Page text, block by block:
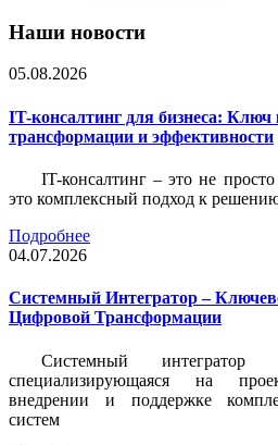
Наши новости
05.08.2026
IT-консалтинг для бизнеса:
трансформации и эффективности
IT-консалтинг – это не
это комплексный подход к решению
Подробнее
04.07.2026
Системный Интегратор –
Цифровой Трансформации
Системный
специализирующаяся на
внедрении и поддержке
систем